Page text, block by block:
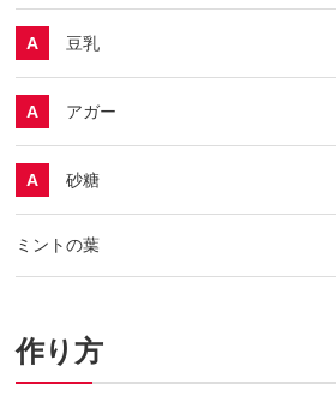
A 豆乳
A アガー
A 砂糖
ミントの葉
作り方